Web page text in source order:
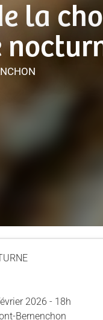
la
2026 - 18h
Bernenchon